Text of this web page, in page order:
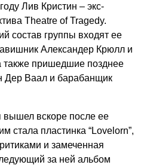
Лив Кристин – экс-
Theatre of Tragedy.
состав группы входят ее
Александер Крюлл и
также пришедшие позднее
Дер Ваал и барабанщик
вскоре после ее
стала пластинка “Lovelorn”,
и замеченная
за ней альбом